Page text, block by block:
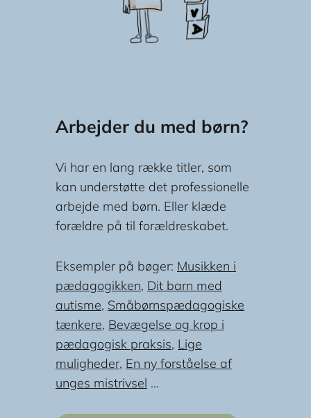
Arbejder du med børn?
Vi har en lang række titler, som
kan understøtte det professionelle
arbejde med børn. Eller klæde
forældre på til forældreskabet.
Eksempler på bøger: Musikken i
pædagogikken, Dit barn med
autisme, Småbørnspædagogiske
tænkere, Bevægelse og krop i
pædagogisk praksis, Lige
muligheder, En ny forståelse af
unges mistrivsel ...